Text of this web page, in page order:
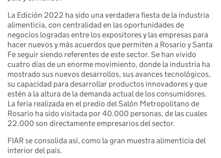
La Edición 2022 ha sido una verdadera fiesta de la industria
alimenticia, con centralidad en las oportunidades de
negocios logradas entre los expositores y las empresas para
hacer nuevos y más acuerdos que permiten a Rosario y Santa
Fe seguir siendo referentes de este sector. Se han vivido
cuatro días de un enorme movimiento, donde la industria ha
mostrado sus nuevos desarrollos, sus avances tecnológicos,
su capacidad para desarrollar productos innovadores y que
estén a la altura de la demanda actual de los consumidores.
La feria realizada en el predio del Salón Metropolitano de
Rosario ha sido visitada por 40.000 personas, de las cuales
22.000 son directamente empresarios del sector.
FIAR se consolida así, como la gran muestra alimenticia del
interior del país.